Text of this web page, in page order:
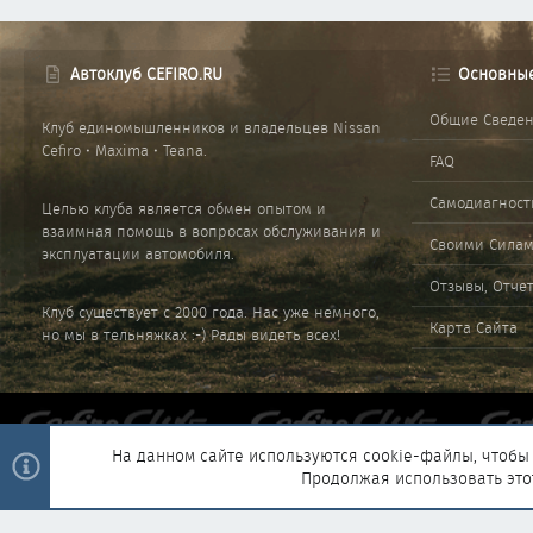
Автоклуб CEFIRO.RU
Клуб единомышленников и владельцев Nissan
Cefiro • Maxima • Teana.
Целью клуба является обмен опытом и
взаимная помощь в вопросах обслуживания и
эксплуатации автомобиля.
Клуб существует с 2000 года. Нас уже немного,
но мы в тельняжках :-) Рады видеть всех!
Общие
FAQ
Своими
Отзывы,
Карта Сайта
Community platform by XenForo © 2010-2025 XenForo Ltd. |Style and
На данном сайте используются cookie-файлы, чтобы
Продолжая использовать